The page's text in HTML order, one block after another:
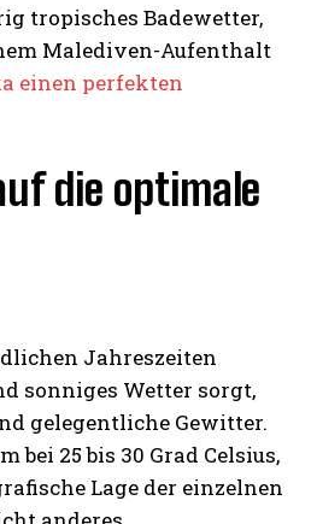
tropisches Badewetter,
Malediven-Aufenthalt
einen perfekten
die optimale
Jahreszeiten
sonniges Wetter sorgt,
gelegentliche Gewitter.
25 bis 30 Grad Celsius,
Lage der einzelnen